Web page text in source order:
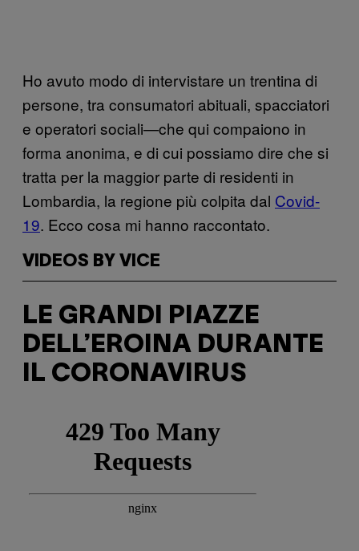
Ho avuto modo di intervistare un trentina di
persone, tra consumatori abituali, spacciatori
e operatori sociali—che qui compaiono in
forma anonima, e di cui possiamo dire che si
tratta per la maggior parte di residenti in
Lombardia, la regione più colpita dal Covid-
19. Ecco cosa mi hanno raccontato.
VIDEOS BY VICE
LE GRANDI PIAZZE
DELL’EROINA DURANTE
IL CORONAVIRUS